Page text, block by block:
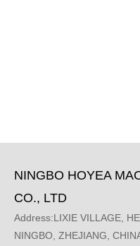
NINGBO HOYEA
CO., LTD
Address:LIXIE VILLAGE,
NINGBO, ZHEJIANG,